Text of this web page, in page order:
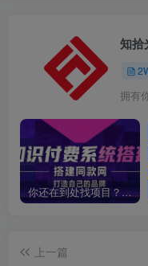
知拾
拥有
你还在到处找项目？还在当韭菜？我靠卖项目一个月收入5万+，曾经我也是个失败者。
上一篇